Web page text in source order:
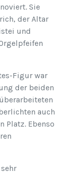
Sie
der Altar
und
Figur war
der beiden
auch
Platz. Ebenso